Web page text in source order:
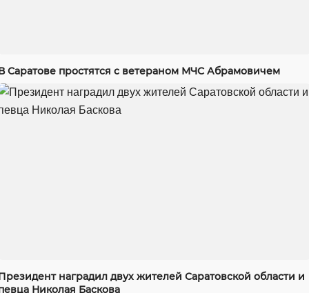
Саратове простятся с ветераном МЧС Абрамовичем
наградил двух жителей Саратовской области и
Николая Баскова